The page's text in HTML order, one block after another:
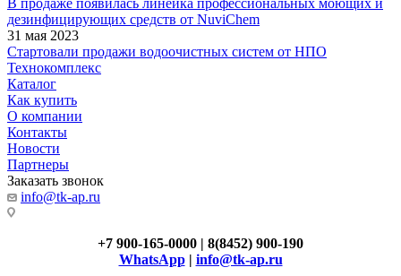
дезинфицирующих средств от NuviChem
31 мая 2023
Стартовали продажи водоочистных систем от НПО
Технокомплекс
Каталог
Как купить
О компании
Контакты
Новости
Партнеры
Заказать звонок
info@tk-ap.ru
+7 900-165-0000 | 8(8452) 900-190
WhatsApp| info@tk-ap.ru